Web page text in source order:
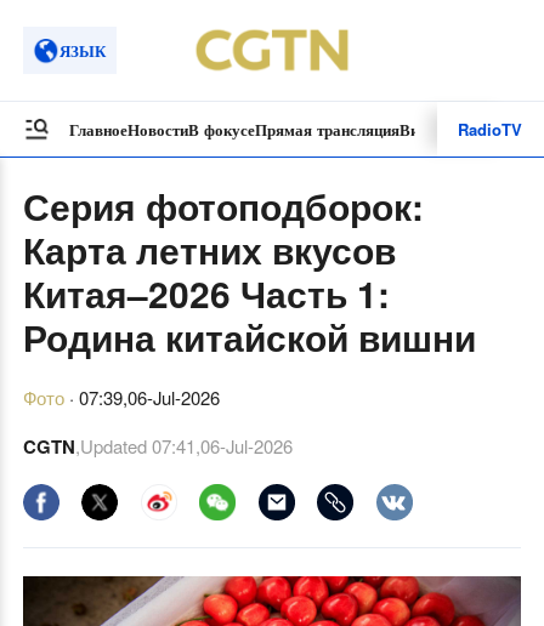
ЯЗЫК
ГлавноеНовостиВ фокусеПрямая трансляцияВидеоролики
RadioTV
Серия фотоподборок:
Карта летних вкусов
Китая–2026 Часть 1:
Родина китайской вишни
Фото· 07:39,06-Jul-2026
CGTN,Updated07:41,06-Jul-2026